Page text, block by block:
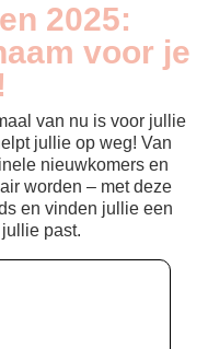
2025:
voor je
van nu is voor jullie
jullie op weg! Van
nieuwkomers en
worden – met deze
en vinden jullie een
past.